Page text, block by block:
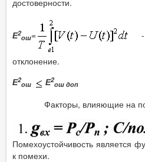
достоверности.
Е2
ош= -
отклонение.
Е2
ош Е2
ош доп
Факторы, влияющие на
Помехоустойчивость является
к помехи.